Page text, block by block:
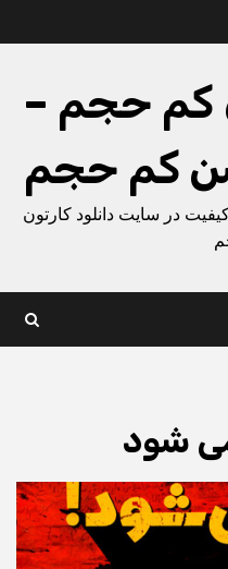
کم حجم –
کم حجم
در سایت دانلود کارتون
شود